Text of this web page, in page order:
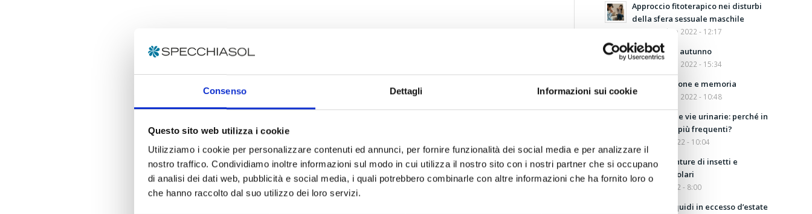
Consenso Dettagli Informazioni sui cookie
Questo sito web utilizza i cookie
Utilizziamo i cookie per personalizzare contenuti ed annunci, per fornire funzionalità dei social media e per analizzare il
nostro traffico. Condividiamo inoltre informazioni sul modo in cui utilizza il nostro sito con i nostri partner che si occupano
di analisi dei dati web, pubblicità e social media, i quali potrebbero combinarle con altre informazioni che ha fornito loro o
che hanno raccolto dal suo utilizzo dei loro servizi.
Approccio fitoterapico nei disturbi
della sfera sessuale maschile
27 Settembre 2022 - 12:17
Depurarsi in autunno
21 Settembre 2022 - 15:34
Concentrazione e memoria
12 Settembre 2022 - 10:48
Disturbi delle vie urinarie: perché in
estate sono più frequenti?
31 Agosto 2022 - 10:04
Aloe per punture di insetti e
scottature solari
5 Agosto 2022 - 8:00
Drenare i liquidi in eccesso d’estate